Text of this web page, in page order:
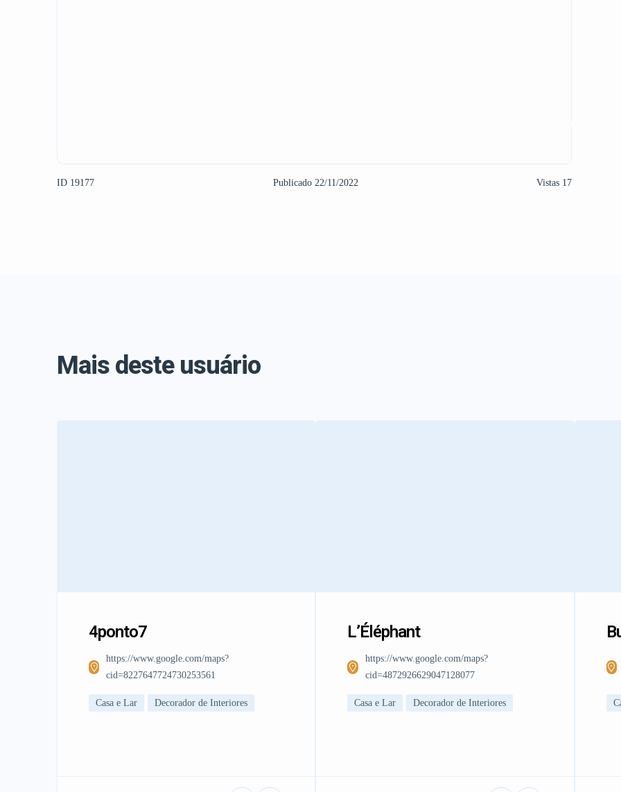
ID 19177 Publicado 22/11/2022 Vistas 17
Mais deste usuário
4ponto7
https://www.google.com/maps?
cid=8227647724730253561
Casa e Lar Decorador de Interiores
L’Éléphant
https://www.google.com/maps?
cid=4872926629047128077
Casa e Lar Decorador de Interiores